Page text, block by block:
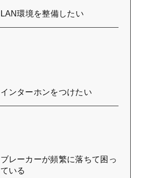
LAN環境を整備したい
インターホンをつけたい
ブレーカーが頻繁に落ちて困っ
ている